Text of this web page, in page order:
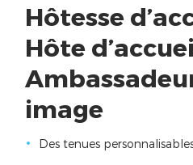
Hôtesse
Hôte
image
Des tenues